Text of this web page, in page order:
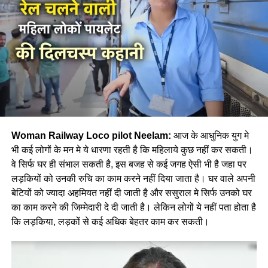
Woman Railway Loco pilot Neelam: आज के आधुनिक युग मे
भी कई लोगों के मन मे ये धारणा रहती है कि महिलाये कुछ नहीं कर सकती।
वे सिर्फ घर ही संभाल सकती है, इस बजह से कई जगह ऐसी भी है जहा पर
लड़कियों को उनकी रुचि का काम करने नहीं दिया जाता है। घर वाले अपनी
बेटियों को ज्यादा अहमियत नहीं दी जाती है और ससुराल मे सिर्फ उनको घर
का काम करने की जिम्मेदारी दे दी जाती है। लेकिन लोगों ये नहीं पता होता है
कि लड़किया, लड़कों से कई अधिक बेहतर काम कर सकती।